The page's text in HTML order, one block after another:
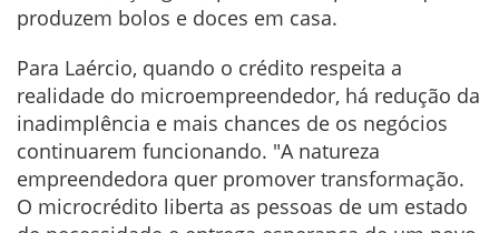
produzem bolos e doces em casa.
Para Laércio, quando o crédito respeita a
realidade do microempreendedor, há redução da
inadimplência e mais chances de os negócios
continuarem funcionando. "A natureza
empreendedora quer promover transformação.
O microcrédito liberta as pessoas de um estado